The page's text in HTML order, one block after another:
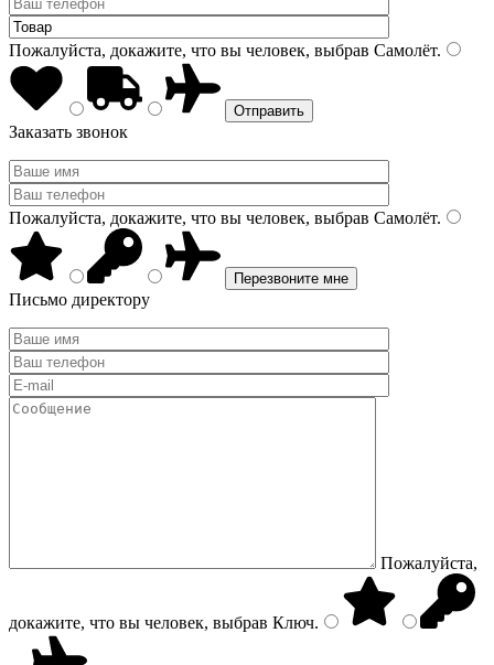
Пожалуйста, докажите, что вы человек, выбрав Самолёт.
Заказать звонок
Пожалуйста, докажите, что вы человек, выбрав Самолёт.
Письмо директору
Пожалуйста,
докажите, что вы человек, выбрав Ключ.